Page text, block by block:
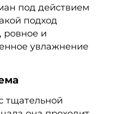
под действием
подход
ровное и
увлажнение
тщательной